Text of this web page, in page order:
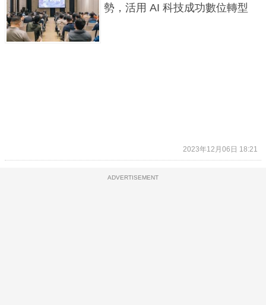
勢，活用 AI 科技成功數位轉型
2023年12月06日 18:21
ADVERTISEMENT